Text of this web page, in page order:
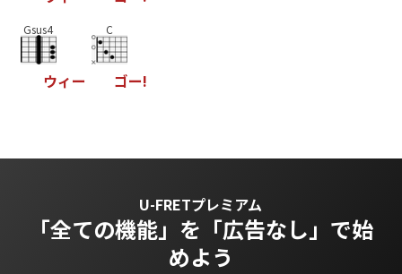
Gsus4
ウィー
C
ゴー!
U-FRETプレミアム
「全ての機能」を 「広告なし」で始
めよう